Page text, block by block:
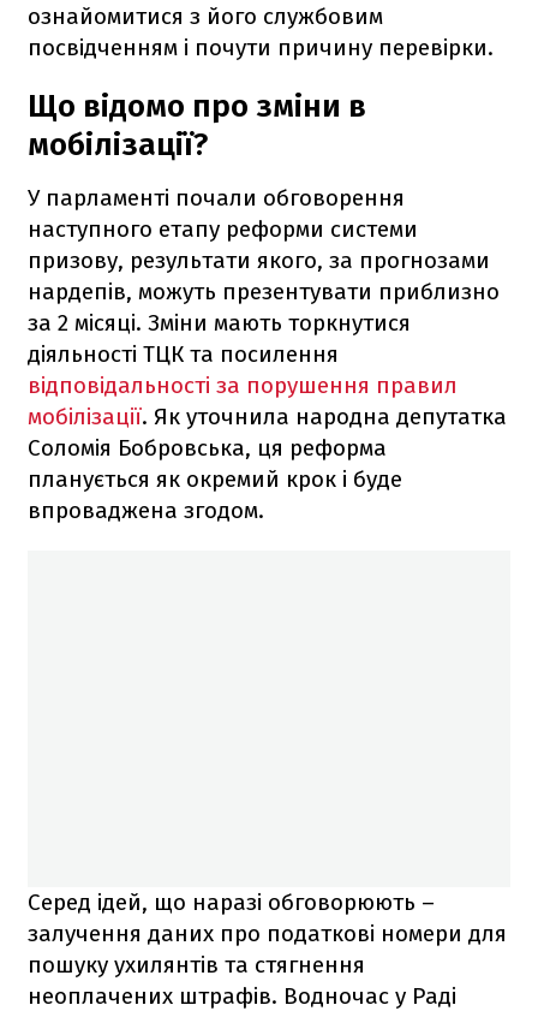
ознайомитися з його службовим
посвідченням і почути причину перевірки.
Що відомо про зміни в
мобілізації?
У парламенті почали обговорення
наступного етапу реформи системи
призову, результати якого, за прогнозами
нардепів, можуть презентувати приблизно
за 2 місяці. Зміни мають торкнутися
діяльності ТЦК та посилення
відповідальності за порушення правил
мобілізації. Як уточнила народна депутатка
Соломія Бобровська, ця реформа
планується як окремий крок і буде
впроваджена згодом.
Серед ідей, що наразі обговорюють –
залучення даних про податкові номери для
пошуку ухилянтів та стягнення
неоплачених штрафів. Водночас у Раді